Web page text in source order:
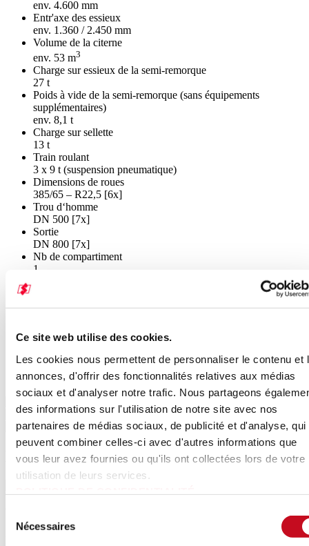
Ce site web utilise des cookies.
Les cookies nous permettent de personnaliser le contenu et
annonces, d'offrir des fonctionnalités relatives aux médias
sociaux et d'analyser notre trafic. Nous partageons
des informations sur l'utilisation de notre site avec nos
partenaires de médias sociaux, de publicité et d'analyse, qui
peuvent combiner celles-ci avec d'autres informations que
vous leur avez fournies ou qu'ils ont collectées lors de votre
utilisation de leurs services.
Nécessaires
env. 4.600 mm
Entr'axe des essieux
env. 1.360 / 2.450 mm
Volume de la citerne
env. 53 m3
Charge sur essieux de la semi-remorque
27 t
Poids à vide de la semi-remorque (sans équipements
supplémentaires)
env. 8,1 t
Charge sur sellette
13 t
Train roulant
3 x 9 t (suspension pneumatique)
Dimensions de roues
385/65 – R22,5 [6x]
Trou d‘homme
DN 500 [7x]
Sortie
DN 800 [7x]
Nb de compartiment
1
Température de service
Pression de service
2 bar
Galerie
Dessin technique
Pour pouvoir regarder cette vidéo sur YouTube, vous devez accepter